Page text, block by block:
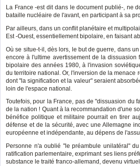
La France -est dit dans le document publié-, ne
bataille nucléaire de l'avant, en participant à sa
Par ailleurs, dans un conflit planétaire et
Est -Ouest, essentiellement bipolaire, en faisant
Où se situe-t-il, dès lors, le but de guerre, dans
encore à l'ultime avertissement de la dissuasion
bipolaire des années 1980, à l'invasion
du territoire national. Or, l'inversion de la menace
dont "la signification et la valeur" seraient
loin de l'espace national.
Toutefois, pour la France, pas de "dissuasion du
de la nation ! Quant à la recommandation d'une
bénéfice politique et militaire pourrait en tirer
défense et de la sécurité, avec une Allemagne
européenne et indépendante, au dépens de
Personne n'a oublié "le préambule unilatéral"
ratification parlementaire, exprimant ses liens
substance le traité franco-allemand, devenu